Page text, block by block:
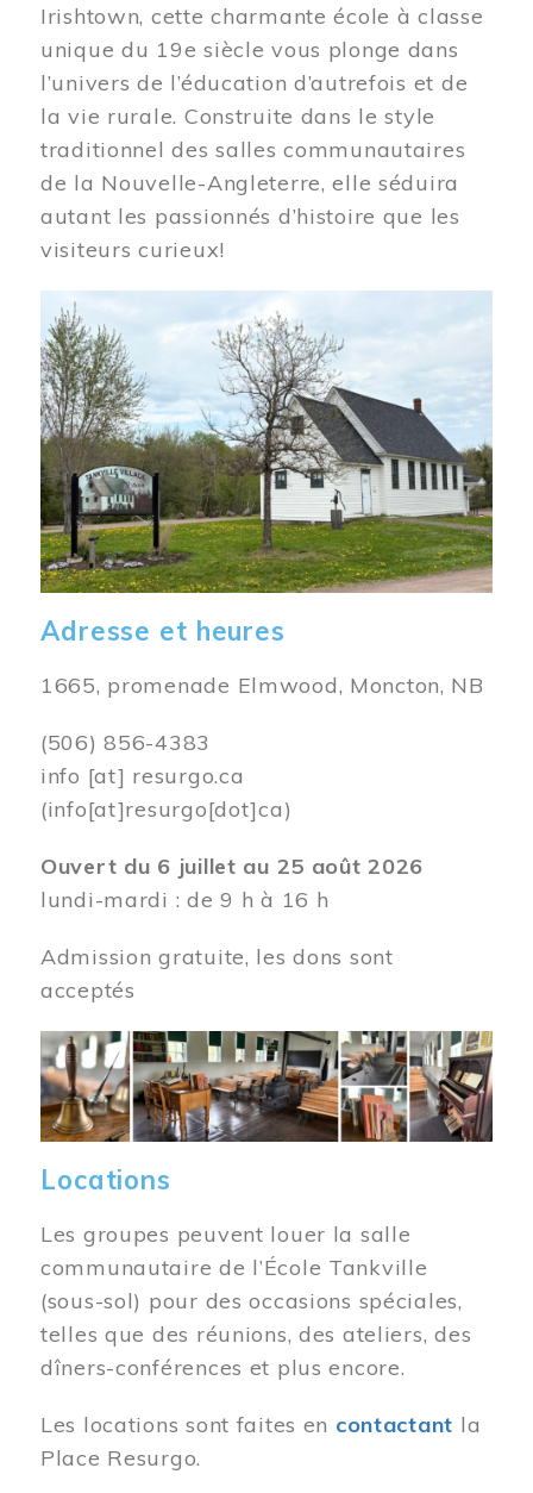
Irishtown, cette charmante école à classe
unique du 19e siècle vous plonge dans
l’univers de l’éducation d’autrefois et de
la vie rurale. Construite dans le style
traditionnel des salles communautaires
de la Nouvelle-Angleterre, elle séduira
autant les passionnés d’histoire que les
visiteurs curieux!
Image
Adresse et heures
1665, promenade Elmwood, Moncton, NB
(506) 856-4383
info [at] resurgo.ca
(info[at]resurgo[dot]ca)
Ouvert du 6 juillet au 25 août 2026
lundi-mardi : de 9 h à 16 h
Admission gratuite, les dons sont
acceptés
Image
Locations
Les groupes peuvent louer la salle
communautaire de l’École Tankville
(sous-sol) pour des occasions spéciales,
telles que des réunions, des ateliers, des
dîners-conférences et plus encore.
Les locations sont faites en contactant la
Place Resurgo.